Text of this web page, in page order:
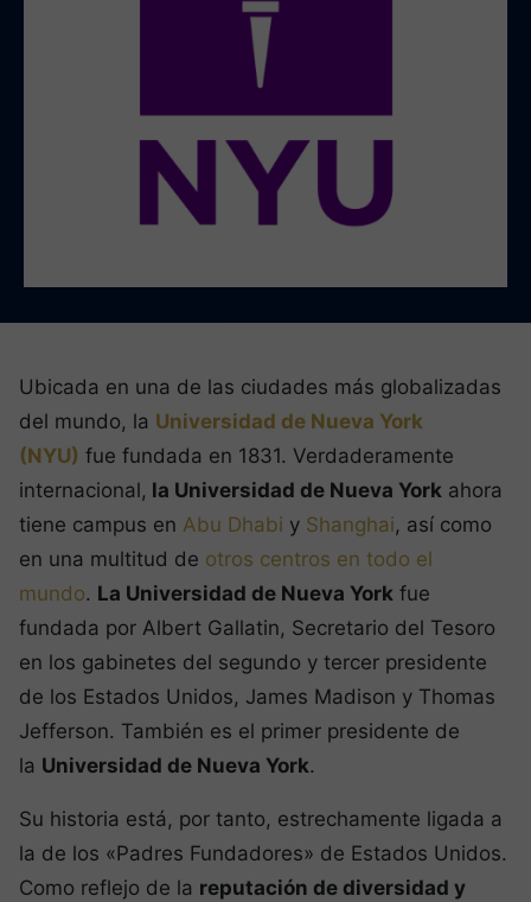
Ubicada en una de las ciudades más globalizadas
del mundo, la Universidad de Nueva York
(NYU) fue fundada en 1831. Verdaderamente
internacional, la Universidad de Nueva York ahora
tiene campus en Abu Dhabi y Shanghai, así como
en una multitud de otros centros en todo el
mundo. La Universidad de Nueva York fue
fundada por Albert Gallatin, Secretario del Tesoro
en los gabinetes del segundo y tercer presidente
de los Estados Unidos, James Madison y Thomas
Jefferson. También es el primer presidente de
la Universidad de Nueva York.
Su historia está, por tanto, estrechamente ligada a
la de los «Padres Fundadores» de Estados Unidos.
Como reflejo de la reputación de diversidad y